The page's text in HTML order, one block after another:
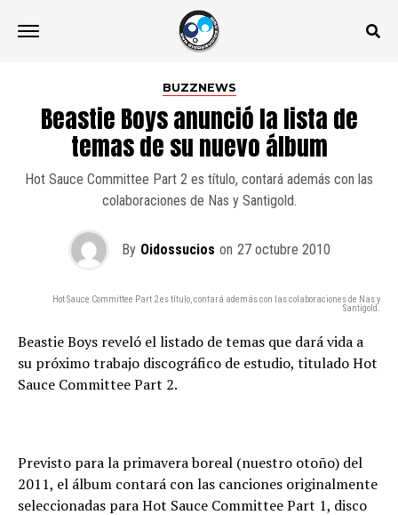
BUZZNEWS
Beastie Boys anunció la lista de
temas de su nuevo álbum
Hot Sauce Committee Part 2 es título, contará además con las
colaboraciones de Nas y Santigold.
By Oidossucios on 27 octubre 2010
Hot Sauce Committee Part 2 es título, contará además con las colaboraciones de Nas y
Santigold.
Beastie Boys reveló el listado de temas que dará vida a
su próximo trabajo discográfico de estudio, titulado Hot
Sauce Committee Part 2.
Previsto para la primavera boreal (nuestro otoño) del
2011, el álbum contará con las canciones originalmente
seleccionadas para Hot Sauce Committee Part 1, disco